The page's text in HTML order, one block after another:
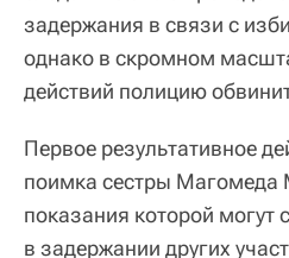
задержания в связи с
однако в скромном
действий полицию
Первое результативное
поимка сестры Магомеда
показания которой
в задержании других